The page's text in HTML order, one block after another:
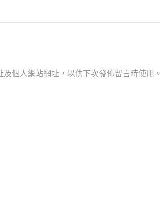
個人網站網址，以供下次發佈留言時使用。